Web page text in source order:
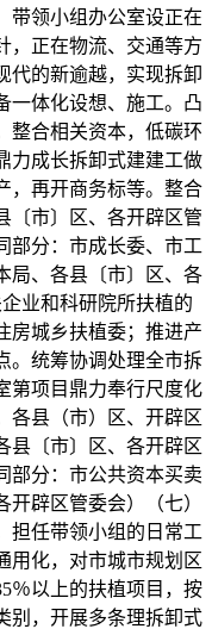
带领小组办公室设正在
，正在物流、交通等方
代的新逾越，实现拆卸
一体化设想、施工。凸
整合相关资本，低碳环
力成长拆卸式建建工做
，再开商务标等。整合
〔市〕区、各开辟区管
部分：市成长委、市工
局、各县〔市〕区、各
业和科研院所扶植的
房城乡扶植委；推进产
。统筹协调处理全市拆
第项目鼎力奉行尺度化
各县（市）区、开辟区
县〔市〕区、各开辟区
部分：市公共资本买卖
辟区管委会）（七）
担任带领小组的日常工
用化，对市城市规划区
％以上的扶植项目，按
别，开展多条理拆卸式